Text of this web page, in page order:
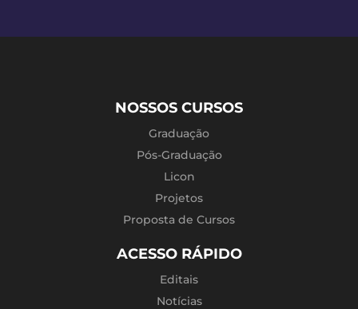
NOSSOS CURSOS
Graduação
Pós-Graduação
Licon
Projetos
Proposta de Cursos
ACESSO RÁPIDO
Editais
Notícias